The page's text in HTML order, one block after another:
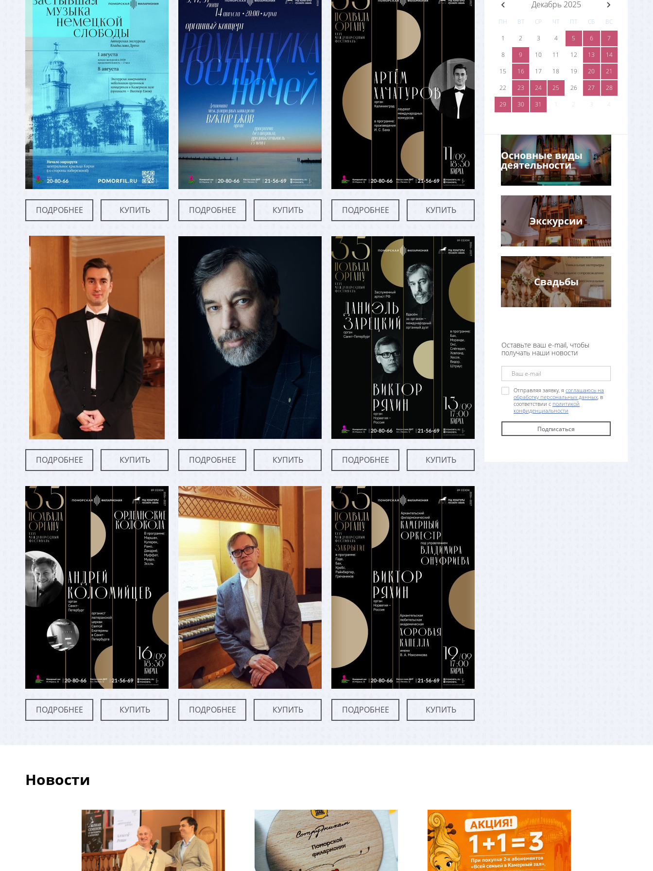
ПОДРОБНЕЕ КУПИТЬ ПОДРОБНЕЕ КУПИТЬ ПОДРОБНЕЕ КУПИТЬ
ПОДРОБНЕЕ КУПИТЬ ПОДРОБНЕЕ КУПИТЬ ПОДРОБНЕЕ КУПИТЬ
ПОДРОБНЕЕ КУПИТЬ ПОДРОБНЕЕ КУПИТЬ ПОДРОБНЕЕ КУПИТЬ
Декабрь 2025
ПН ВТ СР ЧТ ПТ СБ
ВС
1
2 3 4 5 6
7
8
9 10 11 12 13
14
15
16 17 18 19 20
21
22
23 24 25 26 27
28
29
30 31 1 2 4
Основные виды
деятельности
Экскурсии
Свадьбы
Оставьте ваш e-mail, чтобы
получать наши новости
Отправляя заявку, я соглашаюсь на
обработку персональных данных, в
соответствии с политикой
конфиденциальности
Новости